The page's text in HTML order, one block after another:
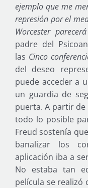
ejemplo que me
represión por el
Worcester
padre del
las Cinco
del deseo
puede acceder a
un guardia de
puerta. A partir
todo lo posible
Freud sostenía
banalizar los
aplicación iba a
No estaba tan
película se realizó